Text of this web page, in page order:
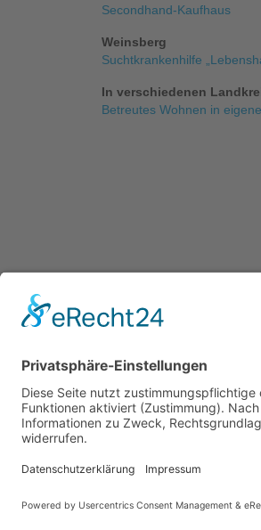
Secondhand-Kaufhaus
Weinsberg
Suchtkrankenhilfe
In verschiedenen
Betreutes Wohnen in
Impressum